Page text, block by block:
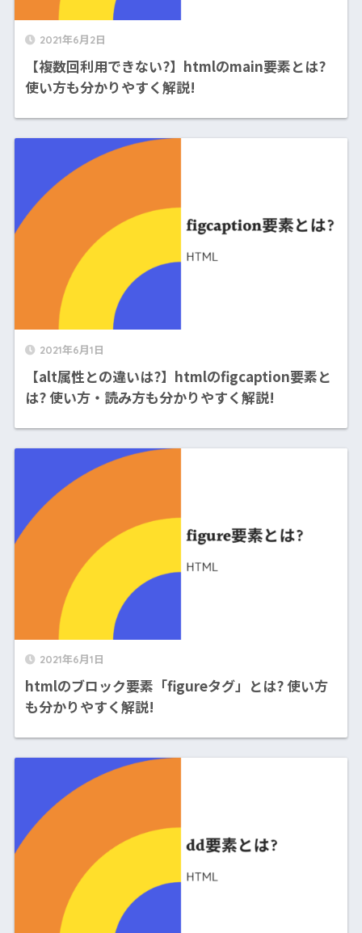
2021年6月2日
【複数回利用できない?】htmlのmain要素とは?
使い方も分かりやすく解説!
2021年6月1日
【alt属性との違いは?】htmlのfigcaption要素と
は? 使い方・読み方も分かりやすく解説!
2021年6月1日
htmlのブロック要素「figureタグ」とは? 使い方
も分かりやすく解説!